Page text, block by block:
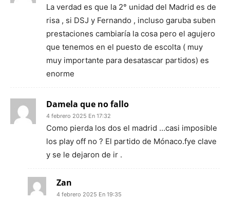
La verdad es que la 2° unidad del Madrid es de
risa , si DSJ y Fernando , incluso garuba suben
prestaciones cambiaría la cosa pero el agujero
que tenemos en el puesto de escolta ( muy
muy importante para desatascar partidos) es
enorme
Damela que no fallo
4 febrero 2025 En 17:32
Como pierda los dos el madrid …casi imposible
los play off no ? El partido de Mónaco.fye clave
y se le dejaron de ir .
Zan
4 febrero 2025 En 19:35